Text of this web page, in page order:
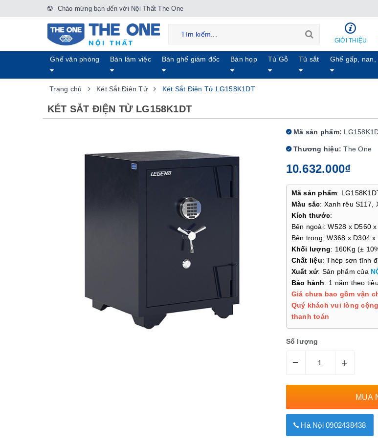
Chào mừng bạn đến với Nội Thất The One
GIỚI THIỆU
Ghế văn phòng Bàn làm việc Bàn ghế giám đốc Bàn họp Tủ Gỗ Tủ sắt Ghế gấp, nan,
Trang chủ Két Sắt Điện Tử Két Sắt Điện Tử LG158K1DT
KÉT SẮT ĐIỆN TỬ LG158K1DT
Mã sản phẩm:
Thương hiệu: The One
10.632.000₫
Mã sản phẩm:
Màu sắc: Xanh rêu S117,
Kích thước:
Bên ngoài: W528 x D560
Bên trong: W368 x D304 x
Khối lượng: 160Kg (±
Chất liệu: Thép sơn tĩnh
Xuất xứ: Sản phẩm của
Bảo hành: 1 năm theo
Giá chưa bao gồm vận
Quý khách vui lòng
thanh toán
Số lượng
– +
MUA
Hà Nội 0902438438